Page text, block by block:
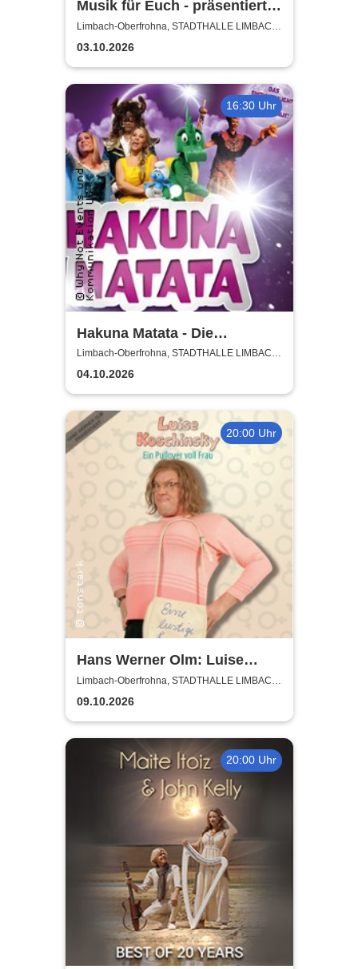
Musik für Euch - präsentiert
von Uta Bresan
Limbach-Oberfrohna, STADTHALLE LIMBACH-
OBERFROHNA
03.10.2026
16:30 Uhr
Hakuna Matata - Die
einzigartige große
Kindermusical-Gala
Limbach-Oberfrohna, STADTHALLE LIMBACH-
OBERFROHNA
04.10.2026
20:00 Uhr
Hans Werner Olm: Luise
Koschinsky - Ein Pullover voll
Frau
Limbach-Oberfrohna, STADTHALLE LIMBACH-
OBERFROHNA
09.10.2026
20:00 Uhr